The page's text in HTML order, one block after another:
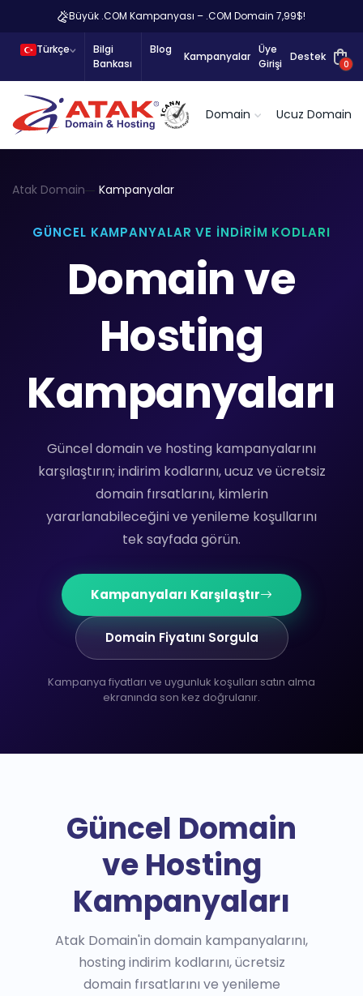
Büyük .COM Kampanyası – .COM Domain 7,99$!
Türkçe
Bilgi
Bankası
Blog
Kampanyalar
Üye
Girişi
Destek
0
Domain Ucuz Domain
Atak Domain Kampanyalar
GÜNCEL KAMPANYALAR VE İNDIRIM KODLARI
Domain ve
Hosting
Kampanyaları
Güncel domain ve hosting kampanyalarını
karşılaştırın; indirim kodlarını, ucuz ve ücretsiz
domain fırsatlarını, kimlerin
yararlanabileceğini ve yenileme koşullarını
tek sayfada görün.
Kampanyaları Karşılaştır
Domain Fiyatını Sorgula
Kampanya fiyatları ve uygunluk koşulları satın alma
ekranında son kez doğrulanır.
Güncel Domain
ve Hosting
Kampanyaları
Atak Domain'in domain kampanyalarını,
hosting indirim kodlarını, ücretsiz
domain fırsatlarını ve yenileme